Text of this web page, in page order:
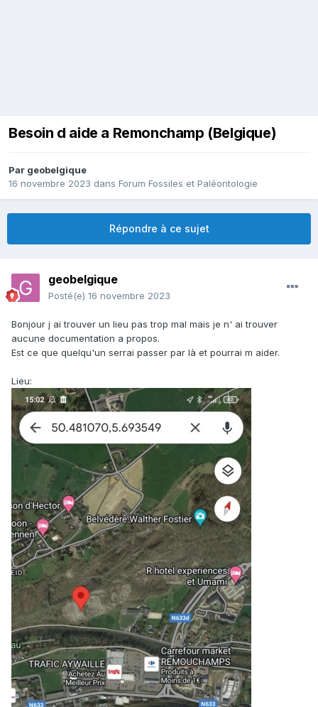
Besoin d aide a Remonchamp (Belgique)
Par geobelgique
16 novembre 2023 dans Forum Fossiles et Paléontologie
Répondre à ce sujet
geobelgique
Posté(e) 16 novembre 2023
Bonjour j ai trouver un lieu pas trop mal mais je n' ai trouver
aucune documentation a propos.
Est ce que quelqu'un serrai passer par là et pourrai m aider.
Lieu: